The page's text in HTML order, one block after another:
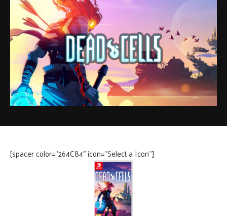
[spacer color=”264C84″ icon=”Select a Icon”]